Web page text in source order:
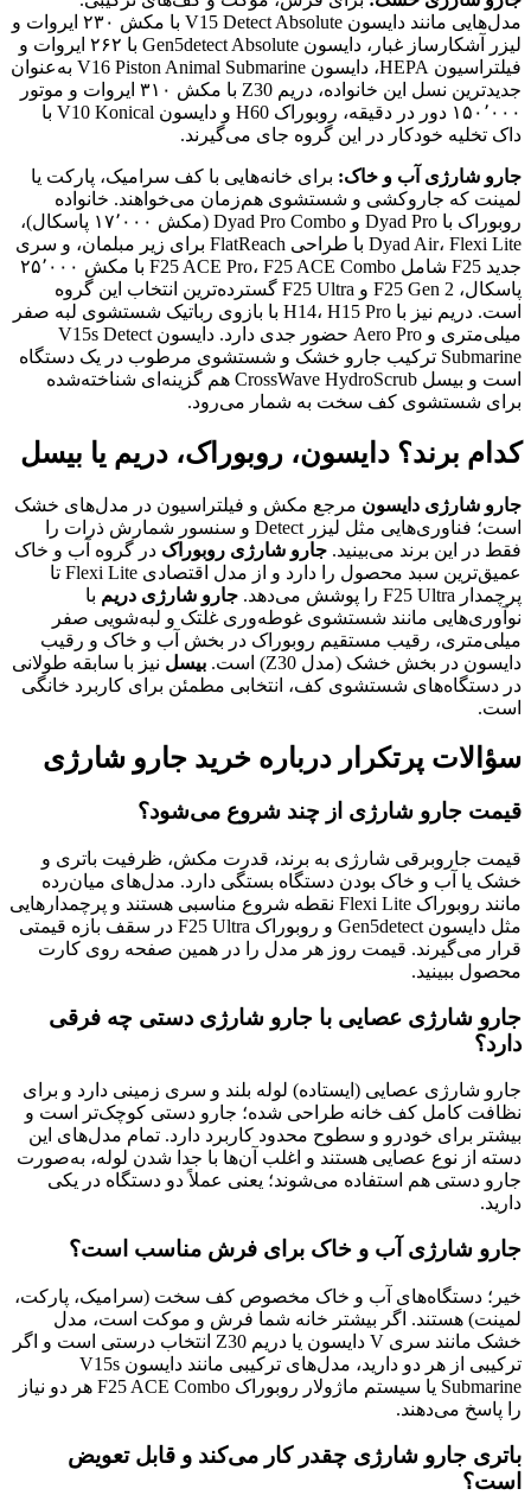
مدل‌هایی مانند دایسون V15 Detect Absolute با مکش ۲۳۰ ایروات و
لیزر آشکارساز غبار، دایسون Gen5detect Absolute با ۲۶۲ ایروات و
فیلتراسیون HEPA، دایسون V16 Piston Animal Submarine به‌عنوان
جدیدترین نسل این خانواده، دریم Z30 با مکش ۳۱۰ ایروات و موتور
۱۵۰٬۰۰۰ دور در دقیقه، روبوراک H60 و دایسون V10 Konical با
داک تخلیه خودکار در این گروه جای می‌گیرند.
جارو شارژی آب و خاک: برای خانه‌هایی با کف سرامیک، پارکت یا
لمینت که جاروکشی و شستشوی هم‌زمان می‌خواهند. خانواده
روبوراک با Dyad Pro و Dyad Pro Combo (مکش ۱۷٬۰۰۰ پاسکال)،
Dyad Air، Flexi Lite با طراحی FlatReach برای زیر مبلمان، و سری
جدید F25 شامل F25 ACE Pro، F25 ACE Combo با مکش ۲۵٬۰۰۰
پاسکال، F25 Gen 2 و F25 Ultra گسترده‌ترین انتخاب این گروه
است. دریم نیز با H14، H15 Pro با بازوی رباتیک شستشوی لبه صفر
میلی‌متری و Aero Pro حضور جدی دارد. دایسون V15s Detect
Submarine ترکیب جارو خشک و شستشوی مرطوب در یک دستگاه
است و بیسل CrossWave HydroScrub هم گزینه‌ای شناخته‌شده
برای شستشوی کف سخت به شمار می‌رود.
کدام برند؟ دایسون، روبوراک، دریم یا بیسل
جارو شارژی دایسون مرجع مکش و فیلتراسیون در مدل‌های خشک
است؛ فناوری‌هایی مثل لیزر Detect و سنسور شمارش ذرات را
فقط در این برند می‌بینید. جارو شارژی روبوراک در گروه آب و خاک
عمیق‌ترین سبد محصول را دارد و از مدل اقتصادی Flexi Lite تا
پرچمدار F25 Ultra را پوشش می‌دهد.
جارو شارژی دریم با
نوآوری‌هایی مانند شستشوی غوطه‌وری غلتک و لبه‌شویی صفر
میلی‌متری، رقیب مستقیم روبوراک در بخش آب و خاک و رقیب
دایسون در بخش خشک (مدل Z30) است.
بیسل نیز با سابقه طولانی
در دستگاه‌های شستشوی کف، انتخابی مطمئن برای کاربرد خانگی
است.
سؤالات پرتکرار درباره خرید جارو شارژی
قیمت جارو شارژی از چند شروع می‌شود؟
قیمت جاروبرقی شارژی به برند، قدرت مکش، ظرفیت باتری و
خشک یا آب و خاک بودن دستگاه بستگی دارد. مدل‌های میان‌رده
مانند روبوراک Flexi Lite نقطه شروع مناسبی هستند و پرچمدارهایی
مثل دایسون Gen5detect و روبوراک F25 Ultra در سقف بازه قیمتی
قرار می‌گیرند. قیمت روز هر مدل را در همین صفحه روی کارت
محصول ببینید.
جارو شارژی عصایی با جارو شارژی دستی چه فرقی
دارد؟
جارو شارژی عصایی (ایستاده) لوله بلند و سری زمینی دارد و برای
نظافت کامل کف خانه طراحی شده؛ جارو دستی کوچک‌تر است و
بیشتر برای خودرو و سطوح محدود کاربرد دارد. تمام مدل‌های این
دسته از نوع عصایی هستند و اغلب آن‌ها با جدا شدن لوله، به‌صورت
جارو دستی هم استفاده می‌شوند؛ یعنی عملاً دو دستگاه در یکی
دارید.
جارو شارژی آب و خاک برای فرش مناسب است؟
خیر؛ دستگاه‌های آب و خاک مخصوص کف سخت (سرامیک، پارکت،
لمینت) هستند. اگر بیشتر خانه شما فرش و موکت است، مدل
خشک مانند سری V دایسون یا دریم Z30 انتخاب درستی است و اگر
ترکیبی از هر دو دارید، مدل‌های ترکیبی مانند دایسون V15s
Submarine یا سیستم ماژولار روبوراک F25 ACE Combo هر دو نیاز
را پاسخ می‌دهند.
باتری جارو شارژی چقدر کار می‌کند و قابل تعویض
است؟